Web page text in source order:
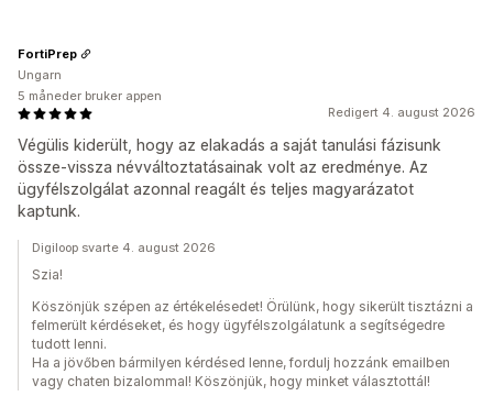
Redigert 4. august 2026
Végülis kiderült, hogy az elakadás a saját tanulási fázisunk
össze-vissza névváltoztatásainak volt az eredménye. Az
ügyfélszolgálat azonnal reagált és teljes magyarázatot
kaptunk.
FortiPrep
Ungarn
5 måneder bruker appen
Digiloop svarte 4. august 2026
Szia!
Köszönjük szépen az értékelésedet! Örülünk, hogy sikerült tisztázni a
felmerült kérdéseket, és hogy ügyfélszolgálatunk a segítségedre
tudott lenni.
Ha a jövőben bármilyen kérdésed lenne, fordulj hozzánk emailben
vagy chaten bizalommal! Köszönjük, hogy minket választottál!